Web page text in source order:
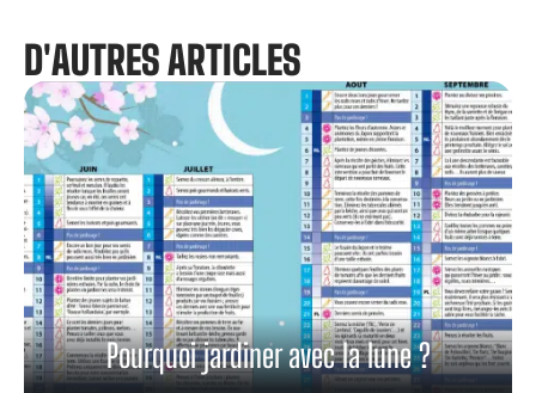
D'AUTRES ARTICLES
Pourquoi jardiner avec la lune ?